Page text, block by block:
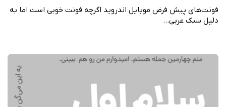
فونت‌های پیش فرض موبایل اندروید اگرچه فونت خوبی است اما به
دلیل سبک عربی…